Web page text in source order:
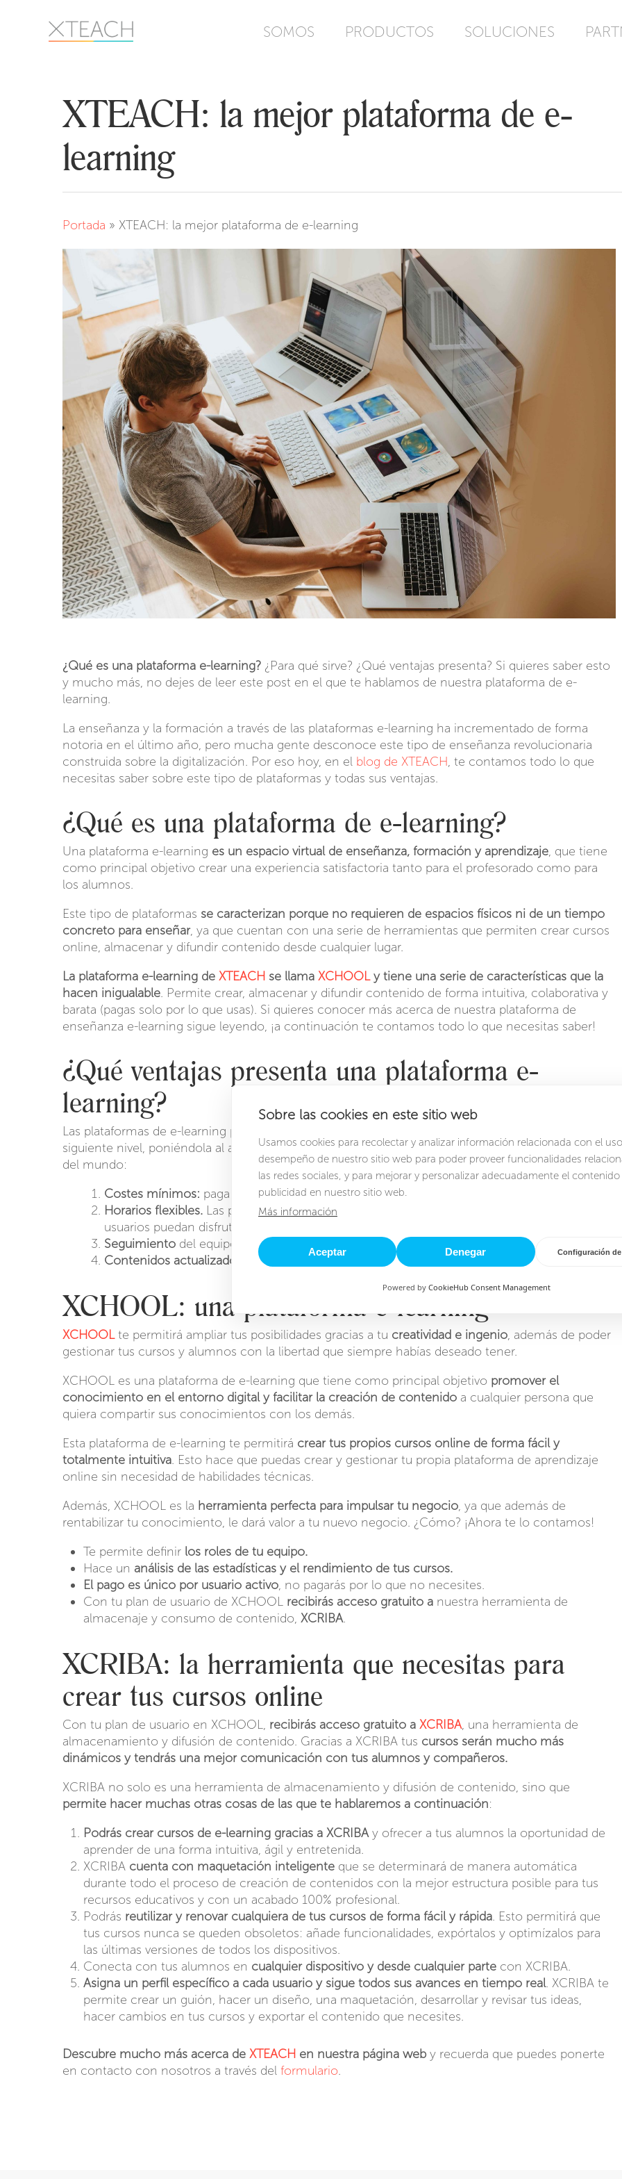
Sobre las cookies en este sitio web
Usamos cookies para recolectar y analizar información relacionada con el
desempeño de nuestro sitio web para poder proveer funcionalidades
las redes sociales, y para mejorar y personalizar adecuadamente el contenido
publicidad en nuestro sitio web.
Más información
Aceptar Denegar Configuración
Powered by CookieHub Consent Management
SOMOS PRODUCTOS SOLUCIONES
XTEACH: la mejor plataforma de e-
learning
Portada » XTEACH: la mejor plataforma de e-learning
¿Qué es una plataforma e-learning? ¿Para qué sirve? ¿Qué ventajas presenta? Si quieres saber esto
y mucho más, no dejes de leer este post en el que te hablamos de nuestra plataforma de e-
learning.
La enseñanza y la formación a través de las plataformas e-learning ha incrementado de forma
notoria en el último año, pero mucha gente desconoce este tipo de enseñanza revolucionaria
construida sobre la digitalización. Por eso hoy, en el blog de XTEACH, te contamos todo lo que
necesitas saber sobre este tipo de plataformas y todas sus ventajas.
¿Qué es una plataforma de e-learning?
Una plataforma e-learning es un espacio virtual de enseñanza, formación y aprendizaje, que tiene
como principal objetivo crear una experiencia satisfactoria tanto para el profesorado como para
los alumnos.
Este tipo de plataformas se caracterizan porque no requieren de espacios físicos ni de un tiempo
concreto para enseñar, ya que cuentan con una serie de herramientas que permiten crear cursos
online, almacenar y difundir contenido desde cualquier lugar.
La plataforma e-learning deXTEACH se llamaXCHOOLy tiene una serie de características que la
hacen inigualable. Permite crear, almacenar y difundir contenido de forma intuitiva, colaborativa y
barata (pagas solo por lo que usas). Si quieres conocer más acerca de nuestra plataforma de
enseñanza e-learning sigue leyendo, ¡a continuación te contamos todo lo que necesitas saber!
¿Qué ventajas presenta una plataforma e-
learning?
Las plataformas de e-learning presentan una serie de ventajas que llevan a la educación al
siguiente nivel, poniéndola al alcance de todo el mundo en cualquier momento y cualquier parte
del mundo:
Costes mínimos: paga solo por lo que usas.
Horarios flexibles. Las plataformas e-learning permiten almacenar contenido para que sus
usuarios puedan disfrutar de él en cualquier momento.
Seguimiento del equipo de profesionales y de los alumnos del curso.
Contenidos actualizados y reutilizables.
XCHOOL: una plataforma e-learning
XCHOOL te permitirá ampliar tus posibilidades gracias a tu creatividad e ingenio, además de poder
gestionar tus cursos y alumnos con la libertad que siempre habías deseado tener.
XCHOOL es una plataforma de e-learning que tiene como principal objetivo promover el
conocimiento en el entorno digital y facilitar la creación de contenido a cualquier persona que
quiera compartir sus conocimientos con los demás.
Esta plataforma de e-learning te permitirá crear tus propios cursos online de forma fácil y
totalmente intuitiva. Esto hace que puedas crear y gestionar tu propia plataforma de aprendizaje
online sin necesidad de habilidades técnicas.
Además, XCHOOL es la herramienta perfecta para impulsar tu negocio, ya que además de
rentabilizar tu conocimiento, le dará valor a tu nuevo negocio. ¿Cómo? ¡Ahora te lo contamos!
Te permite definir los roles de tu equipo.
Hace un análisis de las estadísticas y el rendimiento de tus cursos.
El pago es único por usuario activo, no pagarás por lo que no necesites.
Con tu plan de usuario de XCHOOL recibirás acceso gratuito a nuestra herramienta de
almacenaje y consumo de contenido,XCRIBA.
XCRIBA: la herramienta que necesitas para
crear tus cursos online
Con tu plan de usuario en XCHOOL, recibirás acceso gratuito aXCRIBA, una herramienta de
almacenamiento y difusión de contenido. Gracias a XCRIBA tus cursos serán mucho más
dinámicos y tendrás una mejor comunicación con tus alumnos y compañeros.
XCRIBA no solo es una herramienta de almacenamiento y difusión de contenido, sino que
permite hacer muchas otras cosas de las que te hablaremos a continuación:
Podrás crear cursos de e-learning gracias a XCRIBAy ofrecer a tus alumnos la oportunidad de
aprender de una forma intuitiva, ágil y entretenida.
XCRIBA cuenta con maquetación inteligente que se determinará de manera automática
durante todo el proceso de creación de contenidos con la mejor estructura posible para tus
recursos educativos y con un acabado 100% profesional.
Podrás reutilizar y renovar cualquiera de tus cursos de forma fácil y rápida. Esto permitirá que
tus cursos nunca se queden obsoletos: añade funcionalidades, expórtalos y optimízalos para
las últimas versiones de todos los dispositivos.
Conecta con tus alumnos en cualquier dispositivo y desde cualquier parte con XCRIBA.
Asigna un perfil específico a cada usuario y sigue todos sus avances en tiempo real. XCRIBA te
permite crear un guión, hacer un diseño, una maquetación, desarrollar y revisar tus ideas,
hacer cambios en tus cursos y exportar el contenido que necesites.
Descubre mucho más acerca deXTEACH en nuestra página web y recuerda que puedes ponerte
en contacto con nosotros a través delformulario.